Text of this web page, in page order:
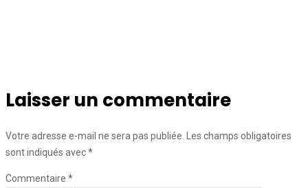
Laisser un commentaire
Votre adresse e-mail ne sera pas publiée. Les champs obligatoires
sont indiqués avec*
Commentaire *